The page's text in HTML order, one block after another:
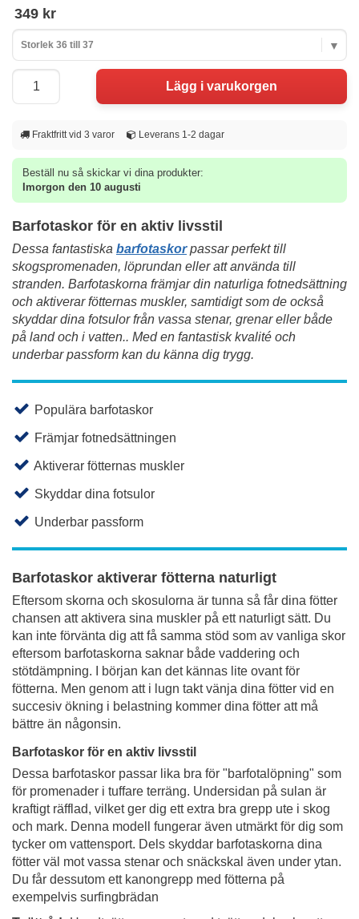
349 kr
Storlek 36 till 37
Fraktfritt vid 3 varor Leverans 1-2 dagar
Beställ nu så skickar vi dina produkter:
Imorgon den 10 augusti
Barfotaskor för en aktiv livsstil
Dessa fantastiska barfotaskorpassar perfekt till
skogspromenaden, löprundan eller att använda till
stranden. Barfotaskorna främjar din naturliga fotnedsättning
och aktiverar fötternas muskler, samtidigt som de också
skyddar dina fotsulor från vassa stenar, grenar eller både
på land och i vatten.. Med en fantastisk kvalité och
underbar passform kan du känna dig trygg.
Populära barfotaskor
Främjar fotnedsättningen
Aktiverar fötternas muskler
Skyddar dina fotsulor
Underbar passform
Barfotaskor aktiverar fötterna naturligt
Eftersom skorna och skosulorna är tunna så får dina fötter
chansen att aktivera sina muskler på ett naturligt sätt. Du
kan inte förvänta dig att få samma stöd som av vanliga skor
eftersom barfotaskorna saknar både vaddering och
stötdämpning. I början kan det kännas lite ovant för
fötterna. Men genom att i lugn takt vänja dina fötter vid en
succesiv ökning i belastning kommer dina fötter att må
bättre än någonsin.
Barfotaskor för en aktiv livsstil
Dessa barfotaskor passar lika bra för "barfotalöpning" som
för promenader i tuffare terräng. Undersidan på sulan är
kraftigt räfflad, vilket ger dig ett extra bra grepp ute i skog
och mark. Denna modell fungerar även utmärkt för dig som
tycker om vattensport. Dels skyddar barfotaskorna dina
fötter väl mot vassa stenar och snäckskal även under ytan.
Du får dessutom ett kanongrepp med fötterna på
exempelvis surfingbrädan